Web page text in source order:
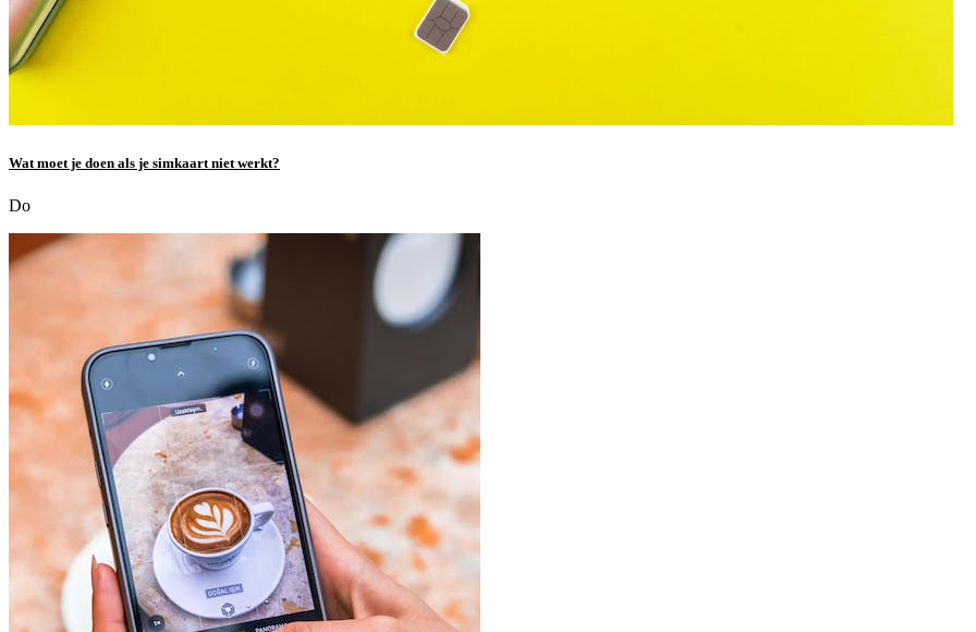
Wat moet je doen als je simkaart niet werkt?
Do